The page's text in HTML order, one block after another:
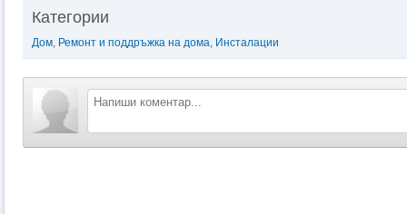
Категории
Дом, Ремонт и поддръжка на дома, Инсталации